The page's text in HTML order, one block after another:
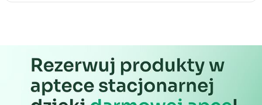
Reklama / śledzenie